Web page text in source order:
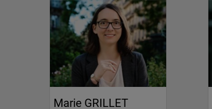
Marie GRILLET